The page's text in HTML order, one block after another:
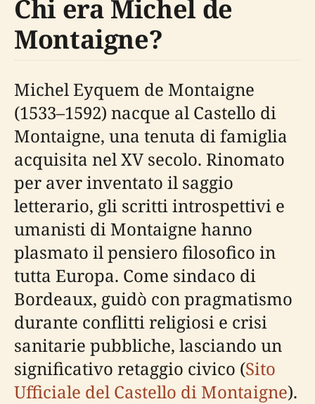
Chi era Michel de
Montaigne?
Michel Eyquem de Montaigne
(1533–1592) nacque al Castello di
Montaigne, una tenuta di famiglia
acquisita nel XV secolo. Rinomato
per aver inventato il saggio
letterario, gli scritti introspettivi e
umanisti di Montaigne hanno
plasmato il pensiero filosofico in
tutta Europa. Come sindaco di
Bordeaux, guidò con pragmatismo
durante conflitti religiosi e crisi
sanitarie pubbliche, lasciando un
significativo retaggio civico (Sito
Ufficiale del Castello di Montaigne).